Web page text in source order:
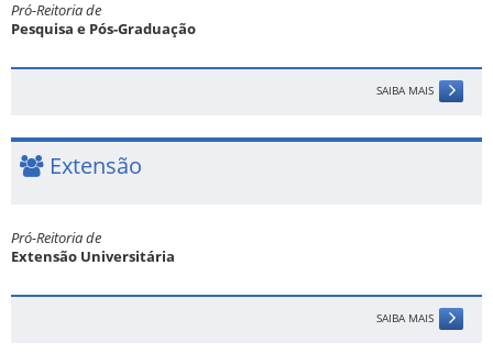
Pró-Reitoria de
Pesquisa e Pós-Graduação
SAIBA MAIS
Extensão
Pró-Reitoria de
Extensão Universitária
SAIBA MAIS